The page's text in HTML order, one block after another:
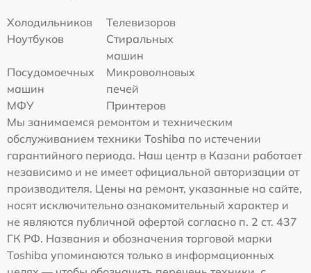
Холодильников
Телевизоров
Ноутбуков
Стиральных
машин
Посудомоечных
машин
Микроволновых
печей
МФУ
Принтеров
Мы занимаемся ремонтом и техническим
обслуживанием техники Toshiba по истечении
гарантийного периода. Наш центр в Казани работает
независимо и не имеет официальной авторизации от
производителя. Цены на ремонт, указанные на сайте,
носят исключительно ознакомительный характер и
не являются публичной офертой согласно п. 2 ст. 437
ГК РФ. Названия и обозначения торговой марки
Toshiba упоминаются только в информационных